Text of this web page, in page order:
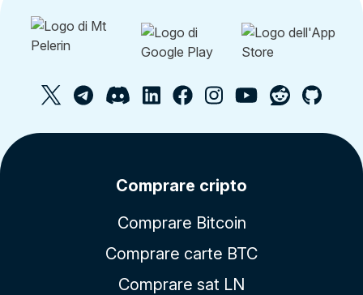
Comprare cripto
Comprare Bitcoin
Comprare carte BTC
Comprare sat LN